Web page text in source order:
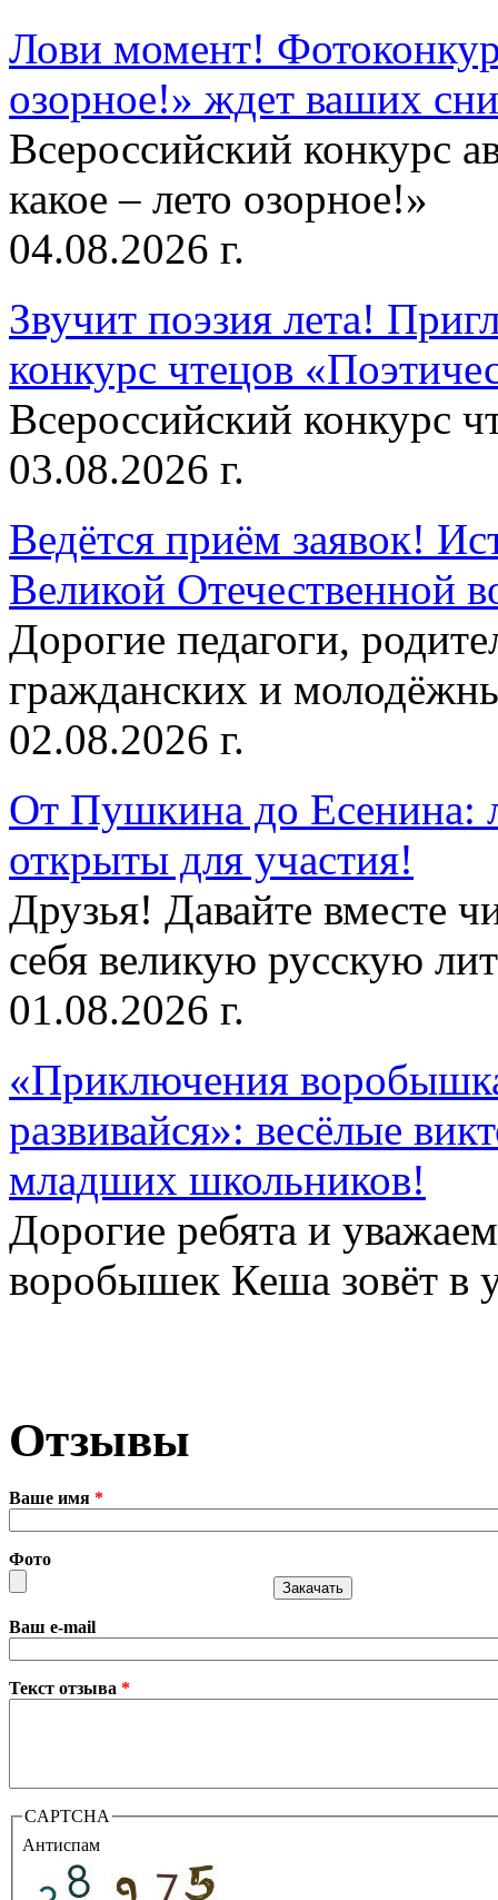
Лови момент!
озорное!» ждет ваших
Всероссийский конкурс
какое – лето озорное!»
04.08.2026 г.
Звучит поэзия лета!
конкурс чтецов
Всероссийский конкурс
03.08.2026 г.
Ведётся приём заявок!
Великой Отечественной
Дорогие педагоги,
гражданских и
02.08.2026 г.
От Пушкина до Есенина:
открыты для участия!
Друзья! Давайте вместе
себя великую русскую
01.08.2026 г.
«Приключения
развивайся»: весёлые
младших школьников!
Дорогие ребята и
воробышек Кеша зовёт в
Отзывы
Ваше имя *
Фото
Ваш e-mail
Текст отзыва *
CAPTCHA
Антиспам